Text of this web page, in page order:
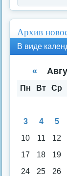
Архив
В виде
«
Пн Вт Ср
3
4 5
10
11 12
17
18 19
24
25 26